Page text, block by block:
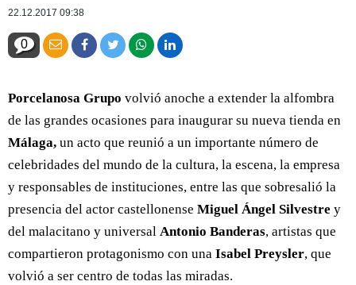
22.12.2017 09:38
0
Porcelanosa Grupo volvió anoche a extender la alfombra
de las grandes ocasiones para inaugurar su nueva tienda en
Málaga, un acto que reunió a un importante número de
celebridades del mundo de la cultura, la escena, la empresa
y responsables de instituciones, entre las que sobresalió la
presencia del actor castellonense Miguel Ángel Silvestre y
del malacitano y universal Antonio Banderas, artistas que
compartieron protagonismo con una Isabel Preysler, que
volvió a ser centro de todas las miradas.